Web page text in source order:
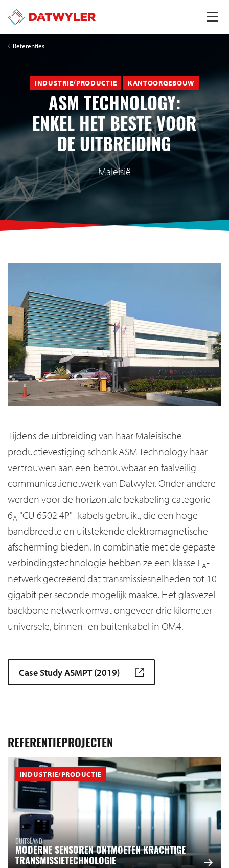
Referenties
INDUSTRIE/PRODUCTIE KANTOORGEBOUW
ASM TECHNOLOGY:
ENKEL HET BESTE VOOR
DE UITBREIDING
Maleisië
Tijdens de uitbreiding van haar Maleisische
productievestiging schonk ASM Technology haar
vertrouwen aan een betrouwbaar en faalveilig
communicatienetwerk van Datwyler. Onder andere
werden voor de horizontale bekabeling categorie
6A "CU 6502 4P" -kabels gebruikt, die een hoge
bandbreedte en uitstekende elektromagnetische
afscherming bieden. In combinatie met de gepaste
verbindingstechnologie hebben ze een klasse EA-
netwerk gecreëerd dat transmissiesnelheden tot 10
gigabit per seconde mogelijk maakte. Het glasvezel
backbone netwerk omvat ongeveer drie kilometer
universele, binnen- en buitenkabel in OM4.
Case Study ASMPT (2019)
REFERENTIEPROJECTEN
INDUSTRIE/PRODUCTIE
DUITSLAND
MODERNE SENSOREN ONTMOETEN KRACHTIGE
TRANSMISSIETECHNOLOGIE